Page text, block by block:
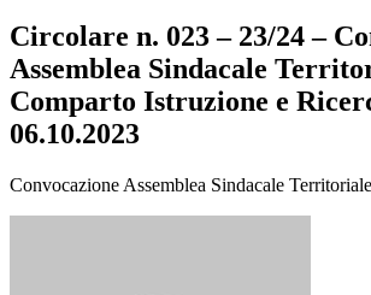
Circolare n. 023 – 23/24 –
Assemblea Sindacale
Comparto Istruzione e
06.10.2023
Convocazione Assemblea Sindacale